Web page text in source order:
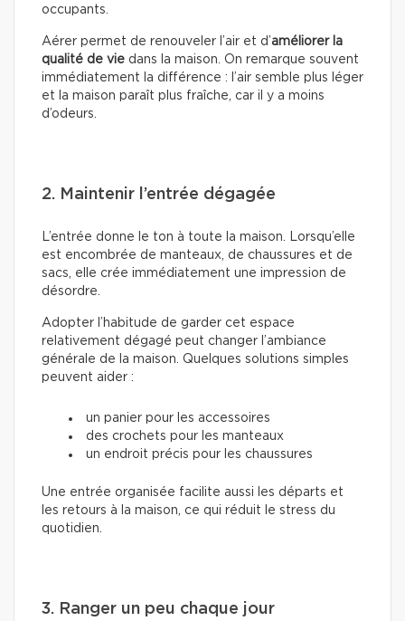
occupants.
Aérer permet de renouveler l’air et d’améliorer la
qualité de vie dans la maison. On remarque souvent
immédiatement la différence : l’air semble plus léger
et la maison paraît plus fraîche, car il y a moins
d’odeurs.
2. Maintenir l’entrée dégagée
L’entrée donne le ton à toute la maison. Lorsqu’elle
est encombrée de manteaux, de chaussures et de
sacs, elle crée immédiatement une impression de
désordre.
Adopter l’habitude de garder cet espace
relativement dégagé peut changer l’ambiance
générale de la maison. Quelques solutions simples
peuvent aider :
un panier pour les accessoires
des crochets pour les manteaux
un endroit précis pour les chaussures
Une entrée organisée facilite aussi les départs et
les retours à la maison, ce qui réduit le stress du
quotidien.
3. Ranger un peu chaque jour